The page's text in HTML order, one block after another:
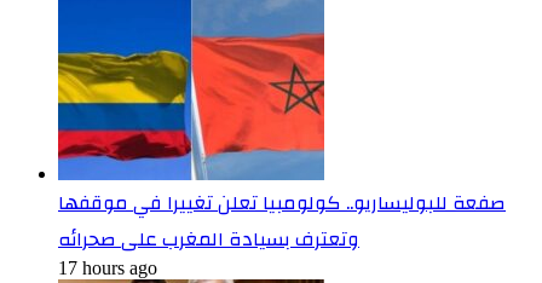
صفعة للبوليساريو.. كولومبيا تعلن تغييرا في موقفها
وتعترف بسيادة المغرب على صحرائه
17 hours ago